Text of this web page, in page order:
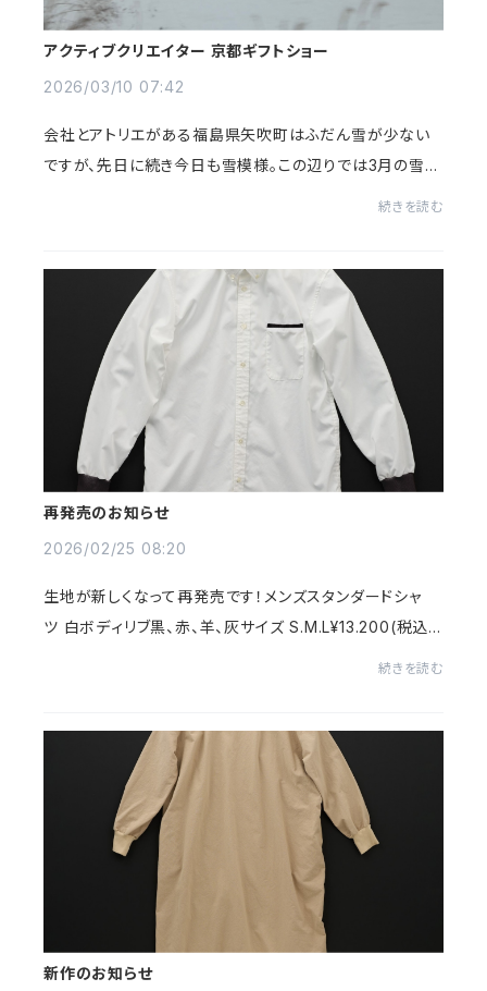
アクティブクリエイター 京都ギフトショー
2026/03/10 07:42
会社とアトリエがある福島県矢吹町はふだん雪が少ない
ですが、先日に続き今日も雪模様。この辺りでは3月の雪は
続きを読む
再発売のお知らせ
2026/02/25 08:20
生地が新しくなって再発売です！メンズスタンダードシャ
ツ 白ボディリブ黒、赤、羊、灰サイズ S.M.L¥13.200(税込)
続きを読む
新作のお知らせ